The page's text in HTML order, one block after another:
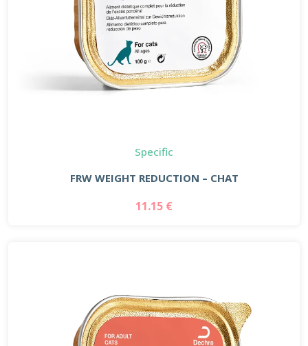
Specific
FRW WEIGHT REDUCTION – CHAT
11.15 €